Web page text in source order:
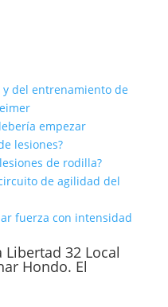
del entrenamiento de
empezar
lesiones?
de rodilla?
de agilidad del
fuerza con intensidad
Libertad 32 Local
Hondo. El